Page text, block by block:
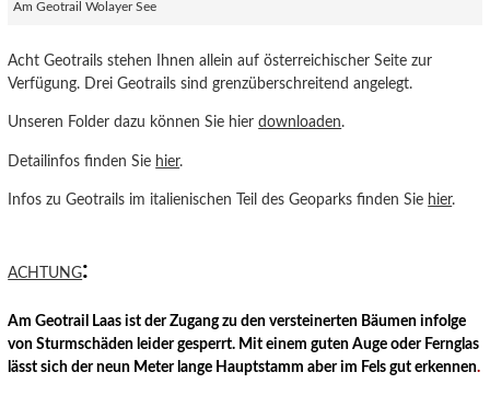
Am Geotrail Wolayer See
Acht Geotrails stehen Ihnen allein auf österreichischer Seite zur
Verfügung. Drei Geotrails sind grenzüberschreitend angelegt.
Unseren Folder dazu können Sie hierdownloaden.
Detailinfos finden Sie hier.
Infos zu Geotrails im italienischen Teil des Geoparks finden Sie hier.
ACHTUNG:
Am Geotrail Laas ist der Zugang zu den versteinerten Bäumen infolge
von Sturmschäden leider gesperrt. Mit einem guten Auge oder Fernglas
lässt sich der neun Meter lange Hauptstamm aber im Fels gut erkennen.